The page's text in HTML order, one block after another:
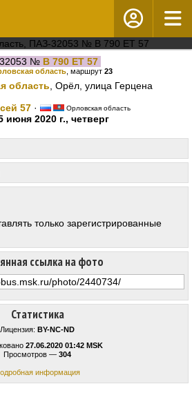
№ В 790 ЕТ 57
область, маршрут 23
область , Орёл, улица Герцена
57· Орловская область
июня 2020 г., четверг
Статистика
Лицензия: BY-NC-ND
27.06.2020 01:42 MSK
Просмотров — 304
информация
ссылка на фото
только зарегистрированные